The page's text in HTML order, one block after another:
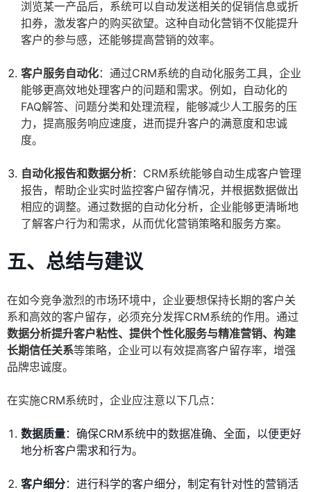
浏览某一产品后，系统可以自动发送相关的促销信息或折
扣券，激发客户的购买欲望。这种自动化营销不仅能提升
客户的参与感，还能够提高营销的效率。
客户服务自动化：通过CRM系统的自动化服务工具，企业
能够更高效地处理客户的问题和需求。例如，自动化的
FAQ解答、问题分类和处理流程，能够减少人工服务的压
力，提高服务响应速度，进而提升客户的满意度和忠诚
度。
自动化报告和数据分析：CRM系统能够自动生成客户管理
报告，帮助企业实时监控客户留存情况，并根据数据做出
相应的调整。通过数据的自动化分析，企业能够更清晰地
了解客户行为和需求，从而优化营销策略和服务方案。
五、总结与建议
在如今竞争激烈的市场环境中，企业要想保持长期的客户关
系和高效的客户留存，必须充分发挥CRM系统的作用。通过
数据分析提升客户粘性、提供个性化服务与精准营销、构建
长期信任关系等策略，企业可以有效提高客户留存率，增强
品牌忠诚度。
在实施CRM系统时，企业应注意以下几点：
数据质量：确保CRM系统中的数据准确、全面，以便更好
地分析客户需求和行为。
客户细分：进行科学的客户细分，制定有针对性的营销活